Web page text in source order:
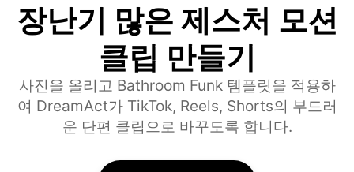
장난기 많은 제스처 모션
클립 만들기
사진을 올리고 Bathroom Funk 템플릿을 적용하
여 DreamAct가 TikTok, Reels, Shorts의 부드러
운 단편 클립으로 바꾸도록 합니다.